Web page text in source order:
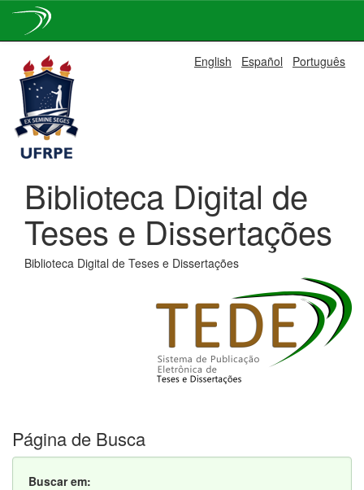
navigation
English Español Português
Biblioteca Digital de
Teses e Dissertações
Biblioteca Digital de Teses e Dissertações
Página de Busca
Buscar em: